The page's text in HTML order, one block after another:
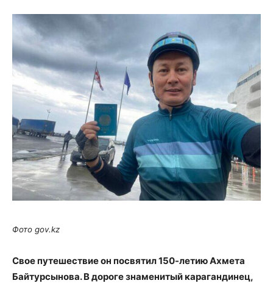
Фото gov.kz
Свое путешествие он посвятил 150-летию Ахмета
Байтурсынова. В дороге знаменитый карагандинец,